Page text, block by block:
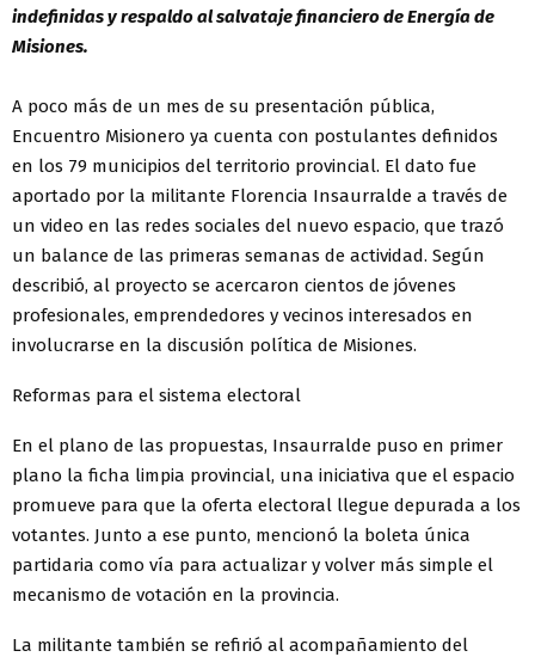
indefinidas y respaldo al salvataje financiero de Energía de
Misiones.
A poco más de un mes de su presentación pública,
Encuentro Misionero ya cuenta con postulantes definidos
en los 79 municipios del territorio provincial. El dato fue
aportado por la militante Florencia Insaurralde a través de
un video en las redes sociales del nuevo espacio, que trazó
un balance de las primeras semanas de actividad. Según
describió, al proyecto se acercaron cientos de jóvenes
profesionales, emprendedores y vecinos interesados en
involucrarse en la discusión política de Misiones.
Reformas para el sistema electoral
En el plano de las propuestas, Insaurralde puso en primer
plano la ficha limpia provincial, una iniciativa que el espacio
promueve para que la oferta electoral llegue depurada a los
votantes. Junto a ese punto, mencionó la boleta única
partidaria como vía para actualizar y volver más simple el
mecanismo de votación en la provincia.
La militante también se refirió al acompañamiento del